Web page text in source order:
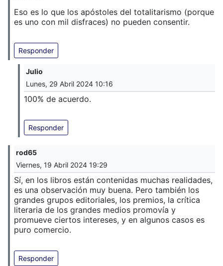
Eso es lo que los apóstoles del totalitarismo (porque
es uno con mil disfraces) no pueden consentir.
Responder
Julio
Lunes, 29 Abril 2024 10:16
100% de acuerdo.
Responder
rod65
Viernes, 19 Abril 2024 19:29
Sí, en los libros están contenidas muchas realidades,
es una observación muy buena. Pero también los
grandes grupos editoriales, los premios, la crítica
literaria de los grandes medios promovía y
promueve ciertos intereses, y en algunos casos es
puro comercio.
Responder